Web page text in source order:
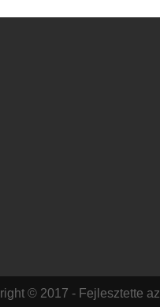
© 2017 - Fejlesztette az